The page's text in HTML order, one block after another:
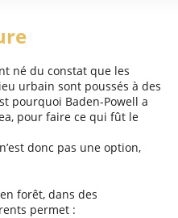
né du constat que les
urbain sont poussés à des
pourquoi Baden-Powell a
pour faire ce qui fût le
donc pas une option,
forêt, dans des
permet :